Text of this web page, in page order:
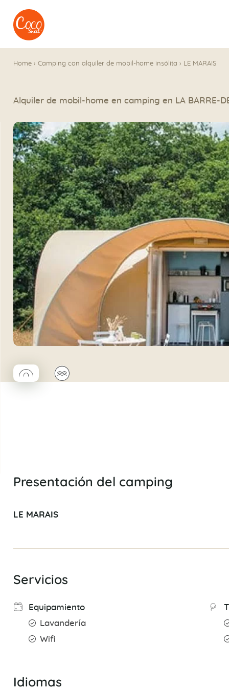
Ir al menú
Ir a los contenidos
Home › Camping con alquiler de mobil-home insólita › LE MARAIS
Alquiler de mobil-home en camping en LA BARRE-
◯Coco rond🌊
Presentación del camping
LE MARAIS
Servicios
Equipamiento
Lavandería
Wifi
Idiomas